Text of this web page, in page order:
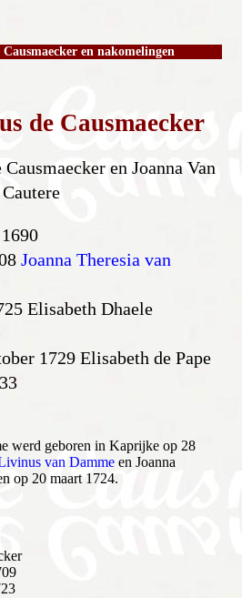
en nakomelingen
Causmaecker
en Joanna Van
Cautere
Joanna Theresia van
Elisabeth Dhaele
1729 Elisabeth de Pape
werd geboren in Kaprijke op 28
van Damme en Joanna
op 20 maart 1724.